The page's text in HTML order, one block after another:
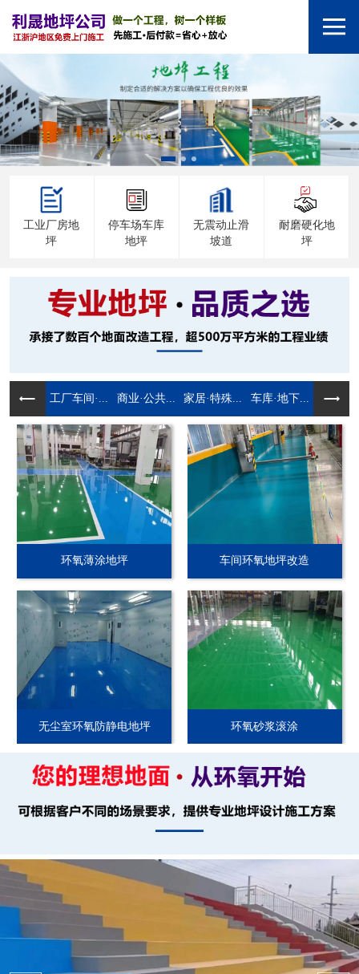
工业厂房地
坪
停车场车库
地坪
无震动止滑
坡道
耐磨硬化地
坪
工厂车间·... 商业·公共... 家居·特殊... 车库·地下...
环氧薄涂地坪 车间环氧地坪改造
无尘室环氧防静电地坪 环氧砂浆滚涂